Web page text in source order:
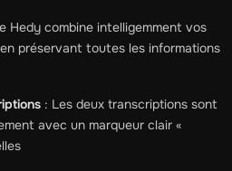
Hedy combine intelligemment vos
préservant toutes les informations
: Les deux transcriptions sont
avec un marqueur clair «